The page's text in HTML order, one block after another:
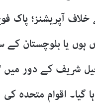
دہشت گردی کے خلاف آپریشنز؛
ہوں یا بلوچستان کے
شریف کے دور
اقوام متحدہ کی